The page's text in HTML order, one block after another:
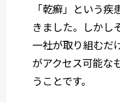
「乾癬」という
きました。しかし
一社が取り組むだ
がアクセス可能な
うことです。